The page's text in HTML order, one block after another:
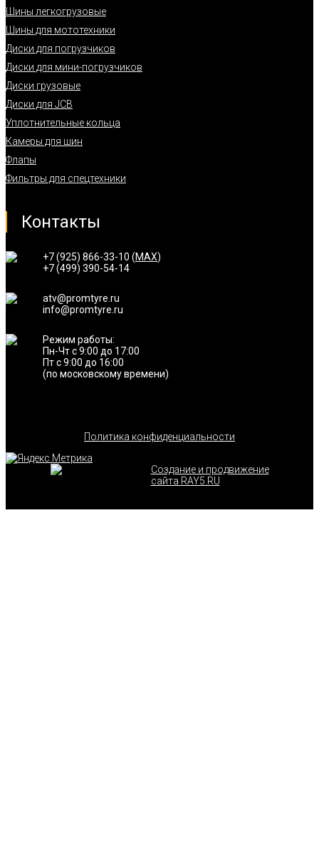
Шины легкогрузовые
Шины для мототехники
Диски для погрузчиков
Диски для мини-погрузчиков
Диски грузовые
Диски для JCB
Уплотнительные кольца
Камеры для шин
Флапы
Фильтры для спецтехники
Контакты
+7 (925) 866-33-10 (MAX)
+7 (499) 390-54-14
atv@promtyre.ru
info@promtyre.ru
Режим работы:
Пн-Чт с 9:00 до 17:00
Пт с 9:00 до 16:00
(по московскому времени)
Политика конфиденциальности
Создание и продвижение
сайта RAY5.RU